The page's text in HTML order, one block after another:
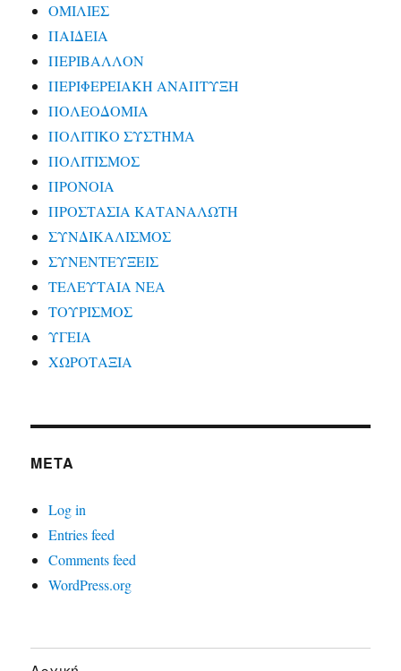
ΟΜΙΛΙΕΣ
ΠΑΙΔΕΙΑ
ΠΕΡΙΒΑΛΛΟΝ
ΠΕΡΙΦΕΡΕΙΑΚΗ ΑΝΑΠΤΥΞΗ
ΠΟΛΕΟΔΟΜΙΑ
ΠΟΛΙΤΙΚΟ ΣΥΣΤΗΜΑ
ΠΟΛΙΤΙΣΜΟΣ
ΠΡΟΝΟΙΑ
ΠΡΟΣΤΑΣΙΑ ΚΑΤΑΝΑΛΩΤΗ
ΣΥΝΔΙΚΑΛΙΣΜΟΣ
ΣΥΝΕΝΤΕΥΞΕΙΣ
ΤΕΛΕΥΤΑΙΑ ΝΕΑ
ΤΟΥΡΙΣΜΟΣ
ΥΓΕΙΑ
ΧΩΡΟΤΑΞΙΑ
META
Log in
Entries feed
Comments feed
WordPress.org